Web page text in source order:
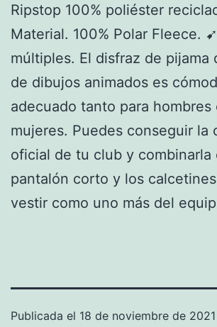
Ripstop 100% poliéster
Material. 100% Polar Fleece.
múltiples. El disfraz de pijama
de dibujos animados es
adecuado tanto para hombres
mujeres. Puedes conseguir la
oficial de tu club y combinarla
pantalón corto y los
vestir como uno más del
Publicada el 18 de noviembre de 2021